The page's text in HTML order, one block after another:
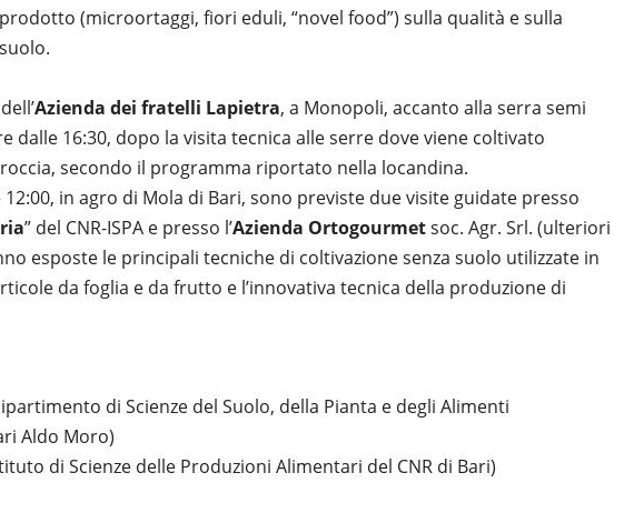
(microortaggi, fiori eduli, “novel food”) sulla qualità e sulla
Azienda dei fratelli Lapietra, a Monopoli, accanto alla serra semi
dalle 16:30, dopo la visita tecnica alle serre dove viene coltivato
secondo il programma riportato nella locandina.
in agro di Mola di Bari, sono previste due visite guidate presso
” del CNR-ISPA e presso l’Azienda Ortogourmetsoc. Agr. Srl. (ulteriori
esposte le principali tecniche di coltivazione senza suolo utilizzate in
da foglia e da frutto e l’innovativa tecnica della produzione di
di Scienze del Suolo, della Pianta e degli Alimenti
Aldo Moro)
di Scienze delle Produzioni Alimentari del CNR di Bari)